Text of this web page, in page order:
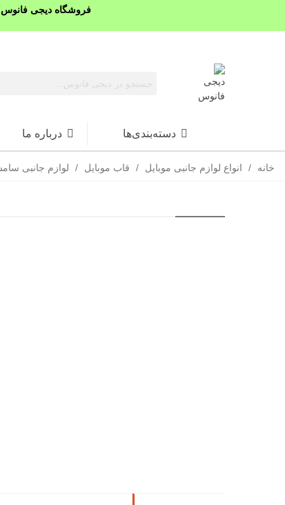
فروشگاه دیجی فانوس
دسته‌بندی‌ها درباره ما
خانه / انواع لوازم جانبی موبایل / قاب موبایل / لوازم جانبی